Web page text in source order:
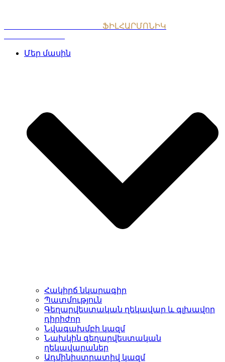
ՖԻԼՀԱՐՄՈՆԻԿ
Մեր մասին
Հակիրճ նկարագիր
Պատմություն
Գեղարվեստական ղեկավար և գլխավոր
դիրիժոր
Նվագախմբի կազմ
Նախկին գեղարվեստական
ղեկավարաներ
Ադմինիստրատիվ կազմ